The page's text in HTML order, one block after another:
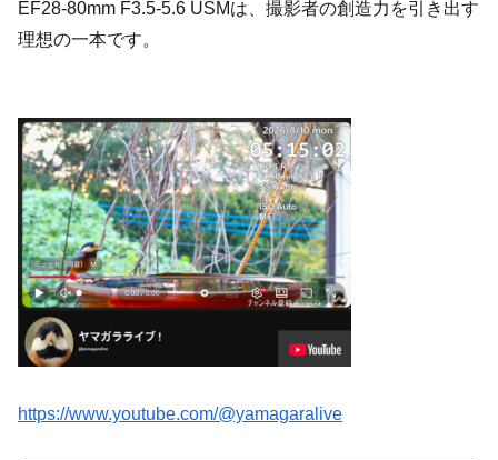
EF28-80mm F3.5-5.6 USMは、撮影者の創造力を引き出す
理想の一本です。
https://www.youtube.com/@yamagaralive